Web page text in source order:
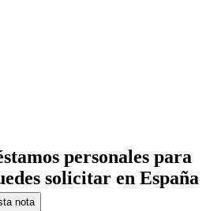
personales para
solicitar en España
nota